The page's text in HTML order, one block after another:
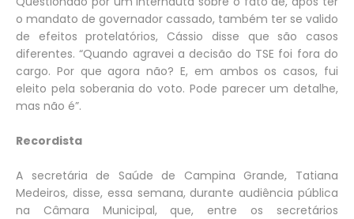
o mandato de governador cassado, também ter se valido
de efeitos protelatórios, Cássio disse que são casos
diferentes. “Quando agravei a decisão do TSE foi fora do
cargo. Por que agora não? E, em ambos os casos, fui
eleito pela soberania do voto. Pode parecer um detalhe,
mas não é”.
Recordista
A secretária de Saúde de Campina Grande, Tatiana
Medeiros, disse, essa semana, durante audiência pública
na Câmara Municipal, que, entre os secretários